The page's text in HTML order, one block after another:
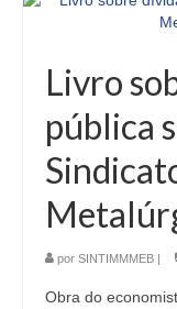
Livro
pública
por SINTIMMMEB |
Obra do